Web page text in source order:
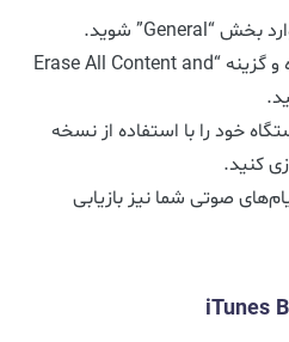
روی “Reset” کلیک کرده و گزینه “Erase All Content and
را با استفاده از نسخه
صوتی شما نیز بازیابی